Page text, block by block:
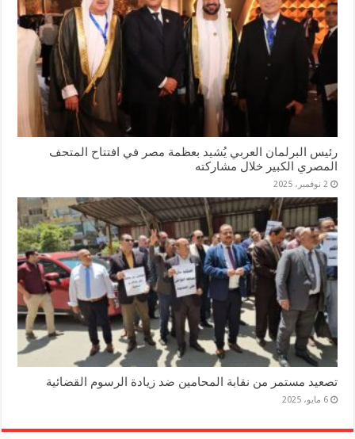
رئيس البرلمان العربي يُشيد بعظمة مصر في افتتاح المتحف
المصري الكبير خلال مشاركته
2 نوفمبر، 2025
تصعيد مستمر من نقابة المحامين ضد زيادة الرسوم القضائية
6 مايو، 2025